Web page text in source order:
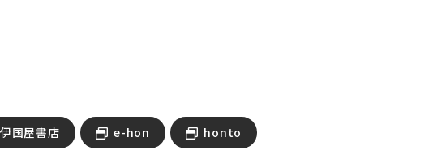
国屋書店 e-hon honto